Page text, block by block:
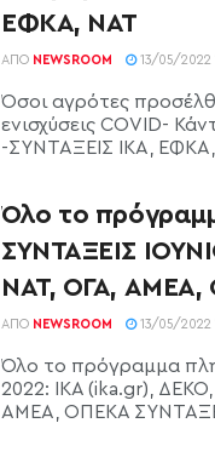
ΕΦΚΑ, ΝΑΤ
ΑΠΌ NEWSROOM 13/05/2022
Όσοι αγρότες
ενισχύσεις COVID-
-ΣΥΝΤΑΞΕΙΣ ΙΚΑ,
Όλο το
ΣΥΝΤΑΞΕΙΣ
ΝΑΤ, ΟΓΑ, ΑΜΕΑ,
ΑΠΌ NEWSROOM 13/05/2022
Όλο το πρόγραμμα
2022: ΙΚΑ (ika.gr),
ΑΜΕΑ, ΟΠΕΚΑ